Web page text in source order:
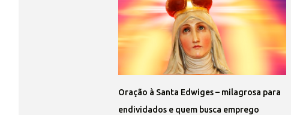
Oração à Santa Edwiges – milagrosa para
endividados e quem busca emprego